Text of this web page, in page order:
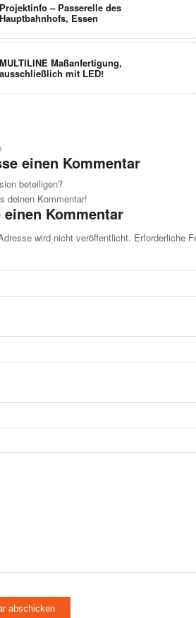
Projektinfo – Passerelle des
Hauptbahnhofs, Essen
MULTILINE Maßanfertigung,
ausschließlich mit LED!
einen Kommentar
beteiligen?
deinen Kommentar!
Kommentar
wird nicht veröffentlicht. Erforderliche